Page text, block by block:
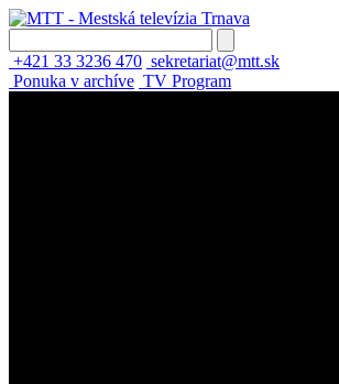
+421 33 3236 470 sekretariat@mtt.sk
Ponuka v archíve TV Program